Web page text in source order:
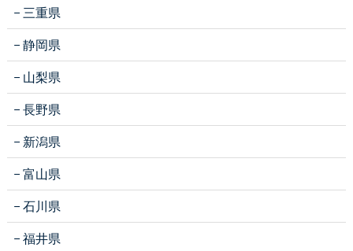
三重県
静岡県
山梨県
長野県
新潟県
富山県
石川県
福井県